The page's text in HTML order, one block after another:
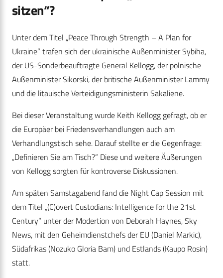
sitzen“?
Unter dem Titel „Peace Through Strength – A Plan for
Ukraine” trafen sich der ukrainische Außenminister Sybiha,
der US-Sonderbeauftragte General Kellogg, der polnische
Außenminister Sikorski, der britische Außenminister Lammy
und die litauische Verteidigungsministerin Sakaliene.
Bei dieser Veranstaltung wurde Keith Kellogg gefragt, ob er
die Europäer bei Friedensverhandlungen auch am
Verhandlungstisch sehe. Darauf stellte er die Gegenfrage:
„Definieren Sie am Tisch?“ Diese und weitere Äußerungen
von Kellogg sorgten für kontroverse Diskussionen.
Am späten Samstagabend fand die Night Cap Session mit
dem Titel „(C)overt Custodians: Intelligence for the 21st
Century“ unter der Modertion von Deborah Haynes, Sky
News, mit den Geheimdienstchefs der EU (Daniel Markic),
Südafrikas (Nozuko Gloria Bam) und Estlands (Kaupo Rosin)
statt.